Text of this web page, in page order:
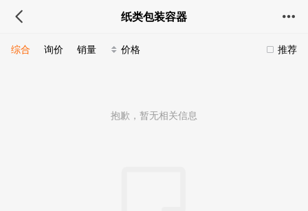
纸类包装容器
推荐
综合 询价 销量 价格
抱歉，暂无相关信息